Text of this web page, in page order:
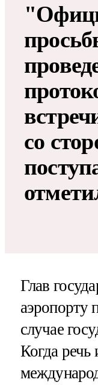
со
Глав
аэропорту
случае
Когда речь